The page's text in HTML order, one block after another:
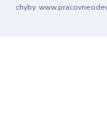
chyby.